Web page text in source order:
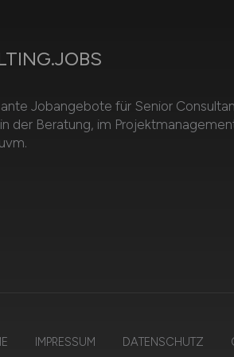
Jobangebote für Senior
der Beratung, im
IMPRESSUM DATENSCHUTZ